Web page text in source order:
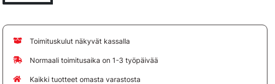
Toimituskulut näkyvät kassalla
Normaali toimitusaika on 1-3 työpäivää
Kaikki tuotteet omasta varastosta